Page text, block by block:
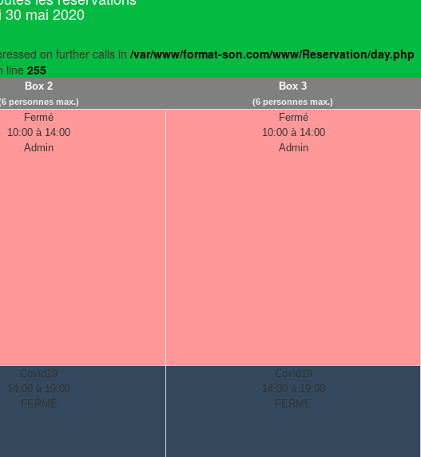
30 mai 2020
on further calls in /var/www/format-son.com/www/Reservation/day.php
line 255
Box 2
personnes max.)
Box 3
(6 personnes max.)
Fermé
10:00 à 14:00
Admin
Fermé
10:00 à 14:00
Admin
Covid19
14:00 à 19:00
FERME
Covid19
14:00 à 19:00
FERME